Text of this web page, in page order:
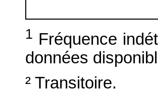
1 Fréquence
données
² Transitoire.